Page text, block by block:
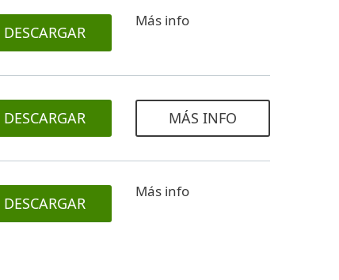
DESCARGAR
Más info
DESCARGAR MÁS INFO
DESCARGAR
Más info